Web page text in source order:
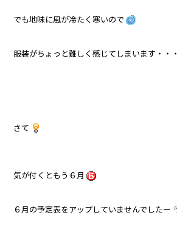
でも地味に風が冷たく寒いので
服装がちょっと難しく感じてしまいます・・・
さて
気が付くともう６月
６月の予定表をアップしていませんでしたー